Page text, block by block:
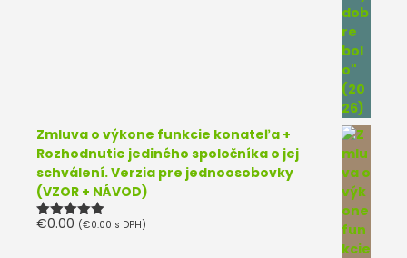
Zmluva o výkone funkcie konateľa +
Rozhodnutie jediného spoločníka o jej
schválení. Verzia pre jednoosobovky
(VZOR + NÁVOD)
Hodnotenie
€0.00 (€0.00 s DPH)